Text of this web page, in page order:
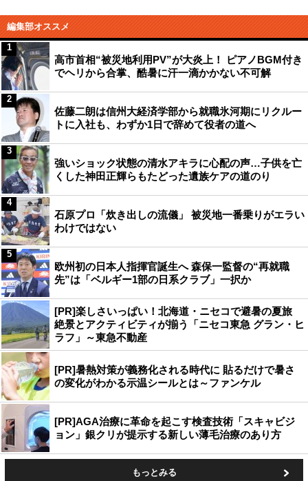
編集部オススメ
高市首相“被災地利用PV”が大炎上！ ピアノBGM付き
でヘリから合掌、酷暑に汗一滴かかない不可解
1
佐藤二朗は信州大経済学部から就職氷河期にリクルー
トに入社も、わずか1日で辞めて役者の道へ
2
強いショック状態の清水アキラに心配の声…子供を亡
くした神田正輝らもたどった遺族ケアの道のり
3
石原プロ「炊き出しの流儀」 被災地一番乗りがエラい
わけではない
4
欧州初の日本人指揮官誕生へ 森保一監督の“再就職
先”は「ベルギー1部の日系クラブ」一択か
5
[PR]楽しさいっぱい！北海道・ニセコで避暑の夏旅
絶景とアクティビティが揃う「ニセコ東急 グラン・ヒ
ラフ」～東急不動産
[PR]暑熱対策が義務化される時代に 貼るだけで暑さ
の変化がわかる示温シールとは～ファンケル
[PR]AGA治療に革命を起こす検査技術「スキャビジ
ョン」銀クリが提示する新しい薄毛治療のあり方
もっとみる